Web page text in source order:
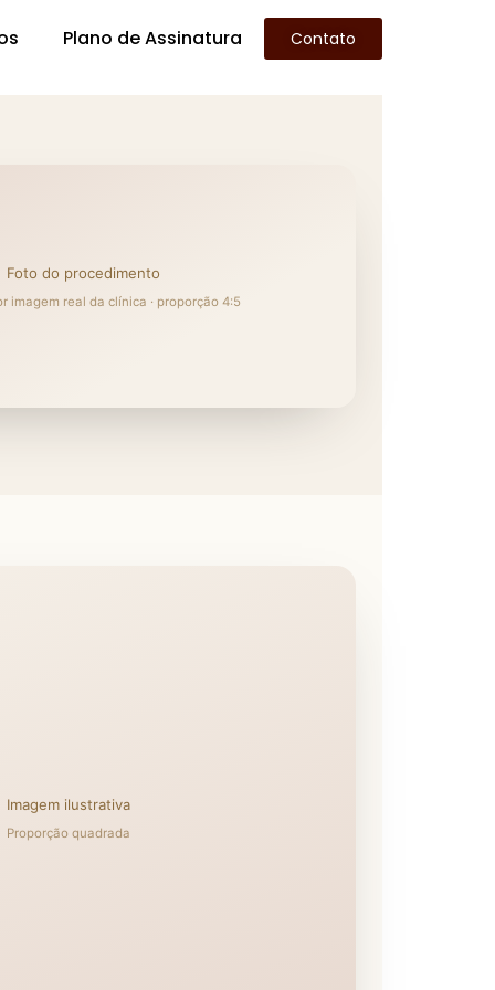
Plano de Assinatura Contato
Foto do procedimento
imagem real da clínica · proporção 4:5
Imagem ilustrativa
Proporção quadrada